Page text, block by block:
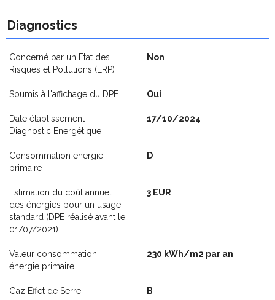
Diagnostics
Concerné par un Etat des
Risques et Pollutions (ERP)
Non
Soumis à l'affichage du DPE Oui
Date établissement
Diagnostic Energétique
17/10/2024
Consommation énergie
primaire
D
Estimation du coût annuel
des énergies pour un usage
standard (DPE réalisé avant le
01/07/2021)
3 EUR
Valeur consommation
énergie primaire
230 kWh/m2 par an
Gaz Effet de Serre B